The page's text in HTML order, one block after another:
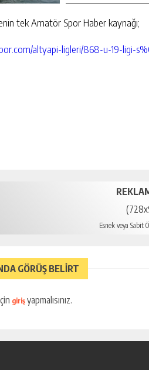
tek Amatör Spor Haber kaynağı;
altyapi-ligleri/868-u-19-ligi-
Esnek veya Sabit
GÖRÜŞ BELİRT
giriş yapmalısınız.